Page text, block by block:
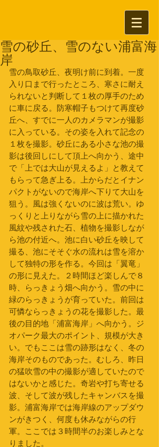
雪の砂丘、雪のない浦富海
岸
雪の鳥取砂丘、夜明け前に到着。一度
入り口まで行ったところ、寒さに耐え
られないと判断して１枚の厚手のため
に車に戻る。防寒帽子もつけて再度砂
丘へ、すでに一人のカメラマンが撮影
に入っている。その姿を入れて記念の
１枚を撮影。砂丘にある小さな池の撮
影は後回しにして頂上へ向かう、途中
で「上では大山が見えるよ」と教えて
もらって急ぎ上る。上からだとイナン
パクトがないので海岸へ下りて大山を
狙う。風は強くないのに波は荒い。ゆ
っくりと上りながら雪の上に描かれた
風紋や残された石、植物を撮影しなが
ら池の付近へ。池に白い砂丘を映して
撮る、池にそそぐ水の流れは雪を溶か
して独特の形を作る。今回は「翼竜」
の形に見えた。２時間ほど楽しんで８
時、らっきょう畑へ向かう。雪の中に
緑のらっきょうが育っていた。前回は
可憐ならっきょうの花を撮影した。最
後の目的地「浦富海岸」へ向かう。ジ
オパーク最大のポイント、規模が大き
い。でもここは雪の跡形はなく、冬の
海岸そのものであった。むしろ、昨日
の猛吹雪の中の撮影が適していたので
はないかと感じた。奇岩や打ち寄せる
波、そして波が残したキャンバスを撮
影。浦富海岸では海岸線のアップダウ
ンがきつく、何度も休みながらの行
軍。ここでは３時間半のお楽しみとな
りました。